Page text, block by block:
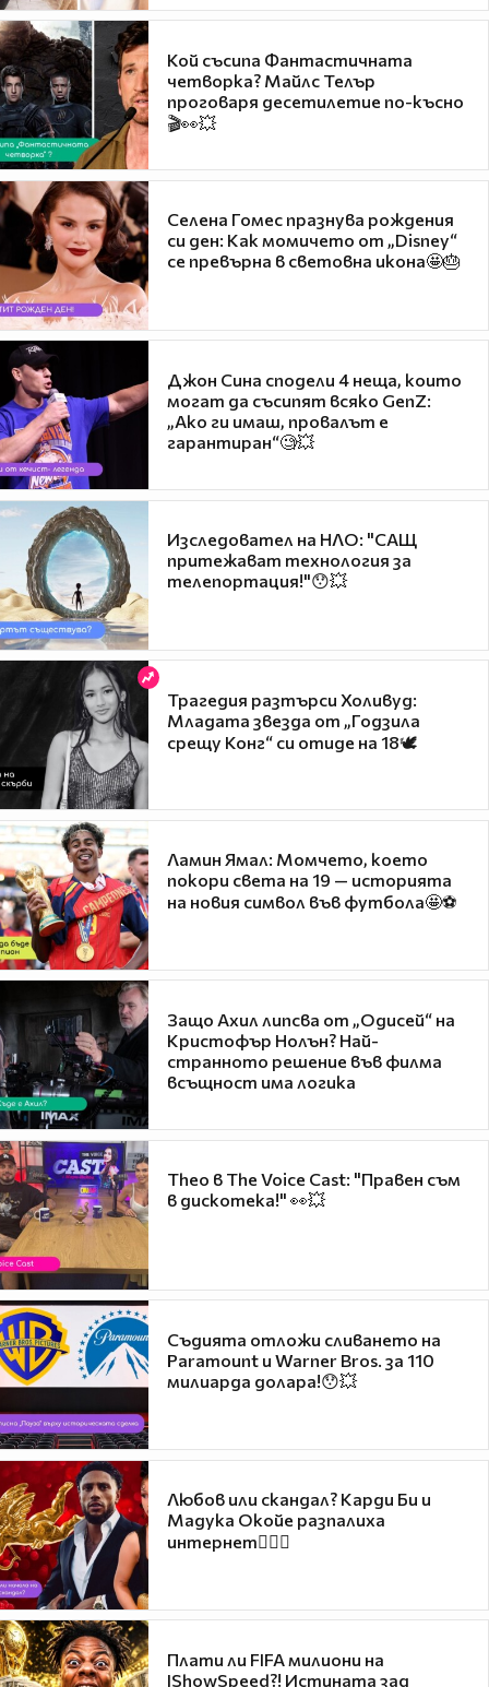
Кой съсипа Фантастичната
четворка? Майлс Телър
проговаря десетилетие по-късно
🎬👀💥
Селена Гомес празнува рождения
си ден: Как момичето от „Disney“
се превърна в световна икона🤩🎂
Джон Сина сподели 4 неща, които
могат да съсипят всяко GenZ:
„Ако ги имаш, провалът е
гарантиран“🧐💥
Изследовател на НЛО: "САЩ
притежават технология за
телепортация!"😯💥
Трагедия разтърси Холивуд:
Младата звезда от „Годзила
срещу Конг“ си отиде на 18🕊️
Ламин Ямал: Момчето, което
покори света на 19 — историята
на новия символ във футбола🤩⚽
Защо Ахил липсва от „Одисей“ на
Кристофър Нолън? Най-
странното решение във филма
всъщност има логика
Theo в The Voice Cast: "Правен съм
в дискотека!" 👀💥
Съдията отложи сливането на
Paramount и Warner Bros. за 110
милиарда долара!😯💥
Любов или скандал? Карди Би и
Мадука Окойе разпалиха
интернет❤️‍🔥🔥
Плати ли FIFA милиони на
IShowSpeed?! Истината зад